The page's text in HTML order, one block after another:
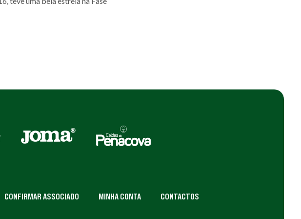
CONFIRMAR ASSOCIADO MINHA CONTA CONTACTOS